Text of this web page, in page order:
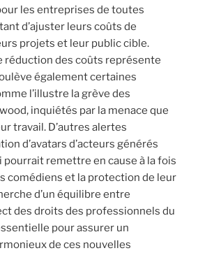
les entreprises de toutes
d’ajuster leurs coûts de
projets et leur public cible.
réduction des coûts représente
également certaines
l’illustre la grève des
inquiétés par la menace que
travail. D’autres alertes
d’avatars d’acteurs générés
remettre en cause à la fois
comédiens et la protection de leur
d’un équilibre entre
des droits des professionnels du
pour assurer un
de ces nouvelles